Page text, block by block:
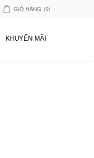
GIỎ HÀNG (0)
KHUYẾN MÃI